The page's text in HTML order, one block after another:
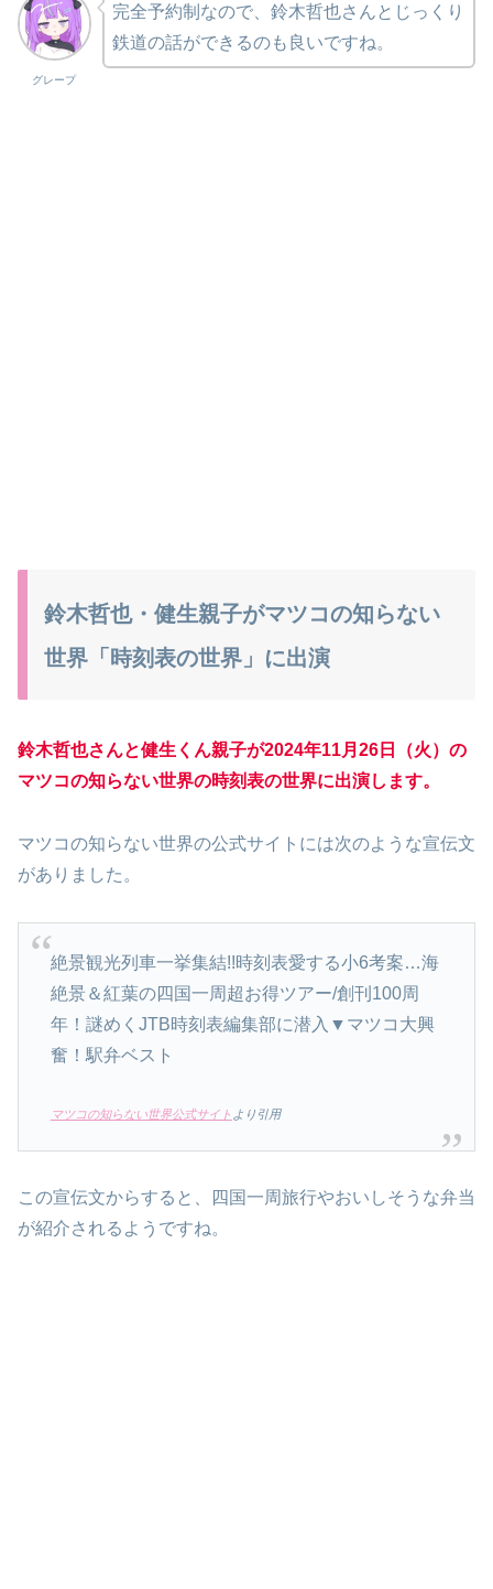
グレープ
完全予約制なので、鈴木哲也さんとじっくり
鉄道の話ができるのも良いですね。
鈴木哲也・健生親子がマツコの知らない
世界「時刻表の世界」に出演
鈴木哲也さんと健生くん親子が2024年11月26日（火）の
マツコの知らない世界の時刻表の世界に出演します。
マツコの知らない世界の公式サイトには次のような宣伝文
がありました。
絶景観光列車一挙集結!!時刻表愛する小6考案…海
絶景＆紅葉の四国一周超お得ツアー/創刊100周
年！謎めくJTB時刻表編集部に潜入▼マツコ大興
奮！駅弁ベスト
マツコの知らない世界公式サイト より引用
この宣伝文からすると、四国一周旅行やおいしそうな弁当
が紹介されるようですね。